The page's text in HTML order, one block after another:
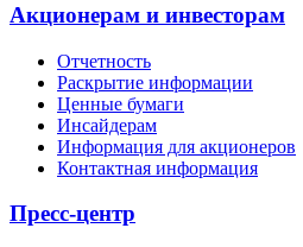
Акционерам и инвесторам
Отчетность
Раскрытие информации
Ценные бумаги
Инсайдерам
Информация для акционеров
Контактная информация
Пресс-центр